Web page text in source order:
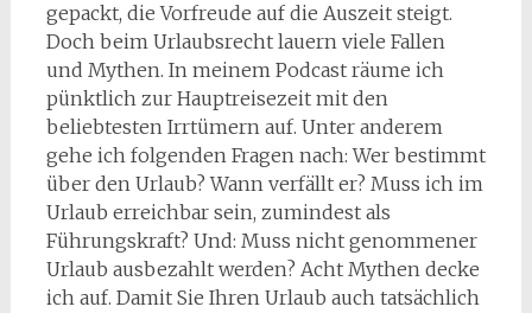
gepackt, die Vorfreude auf die Auszeit steigt.
Doch beim Urlaubsrecht lauern viele Fallen
und Mythen. In meinem Podcast räume ich
pünktlich zur Hauptreisezeit mit den
beliebtesten Irrtümern auf. Unter anderem
gehe ich folgenden Fragen nach: Wer bestimmt
über den Urlaub? Wann verfällt er? Muss ich im
Urlaub erreichbar sein, zumindest als
Führungskraft? Und: Muss nicht genommener
Urlaub ausbezahlt werden? Acht Mythen decke
ich auf. Damit Sie Ihren Urlaub auch tatsächlich